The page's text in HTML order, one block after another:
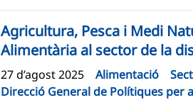
Agricultura, Pesca i Medi
Alimentària al sector de la
27 d’agost 2025 Alimentació
Direcció General de Polítiques per